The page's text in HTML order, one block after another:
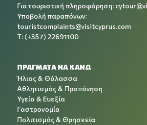
Για τουριστική πληροφόρηση:
Υποβολή παραπόνων:
touristcomplaints@visitcyprus.com
T: (+357) 22691100
ΠΡΑΓΜΑΤΑ ΝΑ ΚΑΝΩ
Ήλιος & Θάλασσα
Αθλητισμός & Προπόνηση
Υγεία & Ευεξία
Γαστρονομία
Πολιτισμός & Θρησκεία